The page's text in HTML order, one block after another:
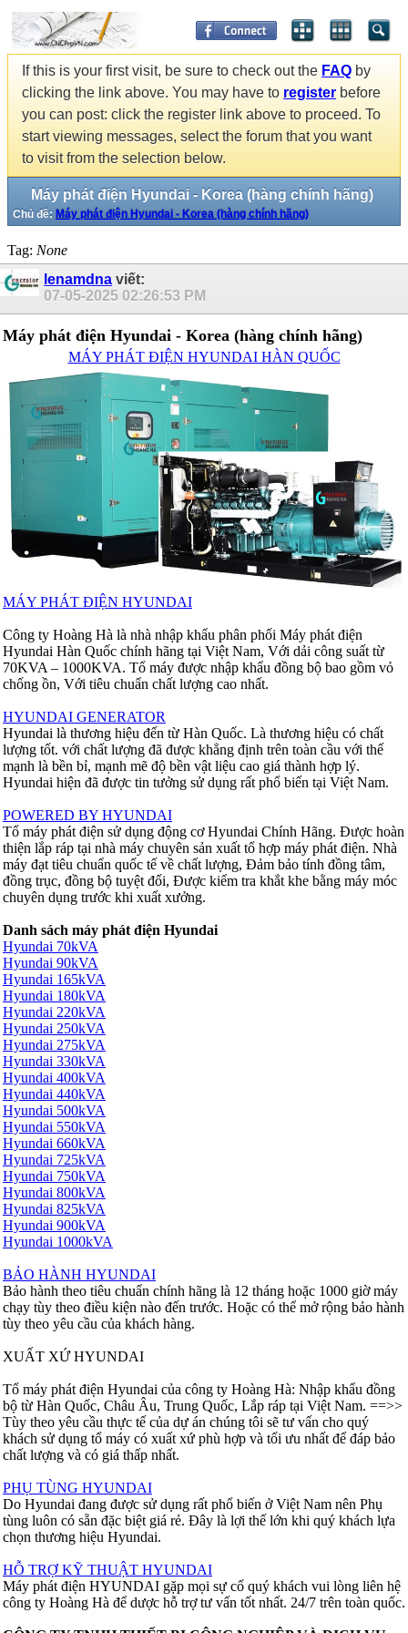
If this is your first visit, be sure to check out the FAQ by
clicking the link above. You may have to register before
you can post: click the register link above to proceed. To
start viewing messages, select the forum that you want
to visit from the selection below.
Máy phát điện Hyundai - Korea (hàng chính hãng)
Chủ đề: Máy phát điện Hyundai - Korea (hàng chính hãng)
Tag: None
lenamdna viết:
07-05-2025 02:26:53 PM
Máy phát điện Hyundai - Korea (hàng chính hãng)
MÁY PHÁT ĐIỆN HYUNDAI HÀN QUỐC
MÁY PHÁT ĐIỆN HYUNDAI
Công ty Hoàng Hà là nhà nhập khẩu phân phối Máy phát điện
Hyundai Hàn Quốc chính hãng tại Việt Nam, Với dải công suất từ
70KVA – 1000KVA. Tổ máy được nhập khẩu đồng bộ bao gồm vỏ
chống ồn, Với tiêu chuẩn chất lượng cao nhất.
HYUNDAI GENERATOR
Hyundai là thương hiệu đến từ Hàn Quốc. Là thương hiệu có chất
lượng tốt. với chất lượng đã được khẳng định trên toàn cầu với thế
mạnh là bền bỉ, mạnh mẽ độ bền vật liệu cao giá thành hợp lý.
Hyundai hiện đã được tin tưởng sử dụng rất phổ biến tại Việt Nam.
POWERED BY HYUNDAI
Tổ máy phát điện sử dụng động cơ Hyundai Chính Hãng. Được hoàn
thiện lắp ráp tại nhà máy chuyên sản xuất tổ hợp máy phát điện. Nhà
máy đạt tiêu chuẩn quốc tế về chất lượng, Đảm bảo tính đồng tâm,
đồng trục, đồng bộ tuyệt đối, Được kiểm tra khắt khe bằng máy móc
chuyên dụng trước khi xuất xưởng.
Danh sách máy phát điện Hyundai
Hyundai 70kVA
Hyundai 90kVA
Hyundai 165kVA
Hyundai 180kVA
Hyundai 220kVA
Hyundai 250kVA
Hyundai 275kVA
Hyundai 330kVA
Hyundai 400kVA
Hyundai 440kVA
Hyundai 500kVA
Hyundai 550kVA
Hyundai 660kVA
Hyundai 725kVA
Hyundai 750kVA
Hyundai 800kVA
Hyundai 825kVA
Hyundai 900kVA
Hyundai 1000kVA
BẢO HÀNH HYUNDAI
Bảo hành theo tiêu chuẩn chính hãng là 12 tháng hoặc 1000 giờ máy
chạy tùy theo điều kiện nào đến trước. Hoặc có thể mở rộng bảo hành
tùy theo yêu cầu của khách hàng.
XUẤT XỨ HYUNDAI
Tổ máy phát điện Hyundai của công ty Hoàng Hà: Nhập khẩu đồng
bộ từ Hàn Quốc, Châu Âu, Trung Quốc, Lắp ráp tại Việt Nam. ==>>
Tùy theo yêu cầu thực tế của dự án chúng tôi sẽ tư vấn cho quý
khách sử dụng tổ máy có xuất xứ phù hợp và tối ưu nhất để đáp bảo
chất lượng và có giá thấp nhất.
PHỤ TÙNG HYUNDAI
Do Hyundai đang được sử dụng rất phổ biến ở Việt Nam nên Phụ
tùng luôn có sẵn đặc biệt giá rẻ. Đây là lợi thế lớn khi quý khách lựa
chọn thương hiệu Hyundai.
HỖ TRỢ KỸ THUẬT HYUNDAI
Máy phát điện HYUNDAI gặp mọi sự cố quý khách vui lòng liên hệ
công ty Hoàng Hà để dược hỗ trợ tư vấn tốt nhất. 24/7 trên toàn quốc.